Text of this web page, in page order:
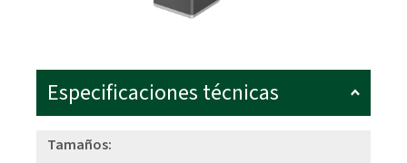
Especificaciones técnicas
Tamaños: